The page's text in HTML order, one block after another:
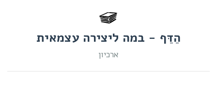
הַדַּף - במה ליצירה עצמאית
ארכיון